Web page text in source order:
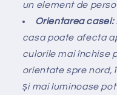
un element de
Orientarea casei:
casa poate afecta
culorile mai închise
orientate spre nord,
și mai luminoase